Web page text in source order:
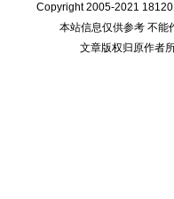
Copyright 2005-2021
本站信息仅供参考 不能
文章版权归原作者